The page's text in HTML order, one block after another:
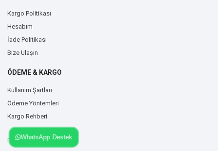
Kargo Politikası
Hesabım
İade Politikası
Bize Ulaşın
ÖDEME & KARGO
Kullanım Şartları
Ödeme Yöntemleri
Kargo Rehberi
Duvarzemin.com © 2026
WhatsApp Destek